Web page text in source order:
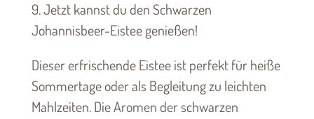
9. Jetzt kannst du den Schwarzen
Johannisbeer-Eistee genießen!
Dieser erfrischende Eistee ist perfekt für heiße
Sommertage oder als Begleitung zu leichten
Mahlzeiten. Die Aromen der schwarzen